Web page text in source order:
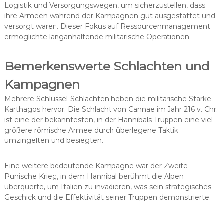
Logistik und Versorgungswegen, um sicherzustellen, dass
ihre Armeen während der Kampagnen gut ausgestattet und
versorgt waren. Dieser Fokus auf Ressourcenmanagement
ermöglichte langanhaltende militärische Operationen.
Bemerkenswerte Schlachten und
Kampagnen
Mehrere Schlüssel-Schlachten heben die militärische Stärke
Karthagos hervor. Die Schlacht von Cannae im Jahr 216 v. Chr.
ist eine der bekanntesten, in der Hannibals Truppen eine viel
größere römische Armee durch überlegene Taktik
umzingelten und besiegten.
Eine weitere bedeutende Kampagne war der Zweite
Punische Krieg, in dem Hannibal berühmt die Alpen
überquerte, um Italien zu invadieren, was sein strategisches
Geschick und die Effektivität seiner Truppen demonstrierte.